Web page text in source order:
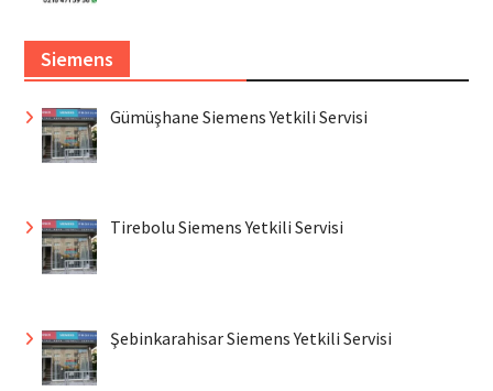
Siemens
Gümüşhane Siemens Yetkili Servisi
Tirebolu Siemens Yetkili Servisi
Şebinkarahisar Siemens Yetkili Servisi